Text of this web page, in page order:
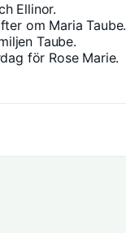
Ellinor.
om Maria Taube.
Taube.
för Rose Marie.